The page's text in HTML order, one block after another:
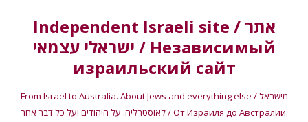
Independent Israeli site / אתר
ישראלי עצמאי / Независимый
израильский сайт
From Israel to Australia. About Jews and everything else / מישראל
לאוסטרליה. על היהודים ועל כל דבר אחר / От Израиля до Австралии.